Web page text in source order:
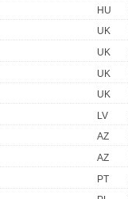
HU
UK
UK
UK
UK
LV
AZ
AZ
PT